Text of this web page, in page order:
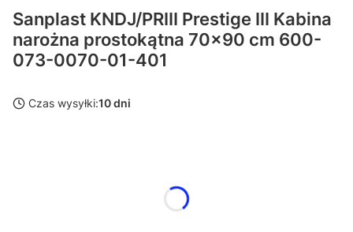
Sanplast KNDJ/PRIII Prestige III Kabina
narożna prostokątna 70x90 cm 600-
073-0070-01-401
Czas wysyłki:10 dni